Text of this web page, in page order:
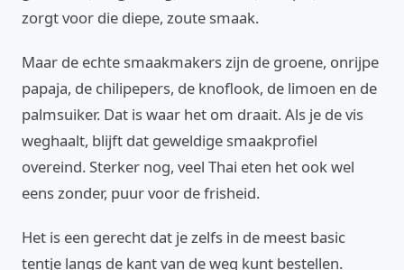
zorgt voor die diepe, zoute smaak.
Maar de echte smaakmakers zijn de groene, onrijpe
papaja, de chilipepers, de knoflook, de limoen en de
palmsuiker. Dat is waar het om draait. Als je de vis
weghaalt, blijft dat geweldige smaakprofiel
overeind. Sterker nog, veel Thai eten het ook wel
eens zonder, puur voor de frisheid.
Het is een gerecht dat je zelfs in de meest basic
tentje langs de kant van de weg kunt bestellen.